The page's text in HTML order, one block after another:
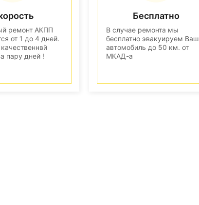
ремонт АКПП
от 1 до 4 дней.
пару дней !
Бесплатно
В случае ремонта мы
бесплатно эвакуируем Ваш
автомобиль до 50 км. от
МКАД-а